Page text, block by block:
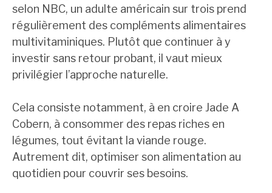
selon NBC, un adulte américain sur trois prend
régulièrement des compléments alimentaires
multivitaminiques. Plutôt que continuer à y
investir sans retour probant, il vaut mieux
privilégier l’approche naturelle.
Cela consiste notamment, à en croire Jade A
Cobern, à consommer des repas riches en
légumes, tout évitant la viande rouge.
Autrement dit, optimiser son alimentation au
quotidien pour couvrir ses besoins.